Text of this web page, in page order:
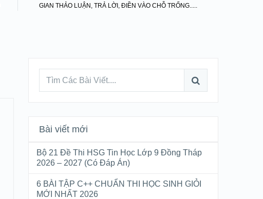
GIAN THẢO LUẬN, TRẢ LỜI, ĐIỀN VÀO CHỖ TRỐNG.....
Bài viết mới
Bộ 21 Đề Thi HSG Tin Học Lớp 9 Đồng Tháp
2026 – 2027 (Có Đáp Án)
6 BÀI TẬP C++ CHUẨN THI HỌC SINH GIỎI
MỚI NHẤT 2026